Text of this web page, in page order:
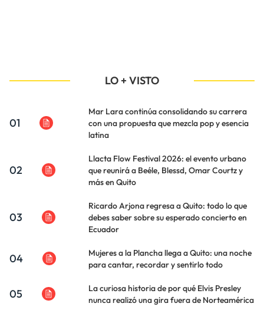
LO + VISTO
01
Mar Lara continúa consolidando su carrera
con una propuesta que mezcla pop y esencia
latina
02
Llacta Flow Festival 2026: el evento urbano
que reunirá a Beéle, Blessd, Omar Courtz y
más en Quito
03
Ricardo Arjona regresa a Quito: todo lo que
debes saber sobre su esperado concierto en
Ecuador
04
Mujeres a la Plancha llega a Quito: una noche
para cantar, recordar y sentirlo todo
05
La curiosa historia de por qué Elvis Presley
nunca realizó una gira fuera de Norteamérica